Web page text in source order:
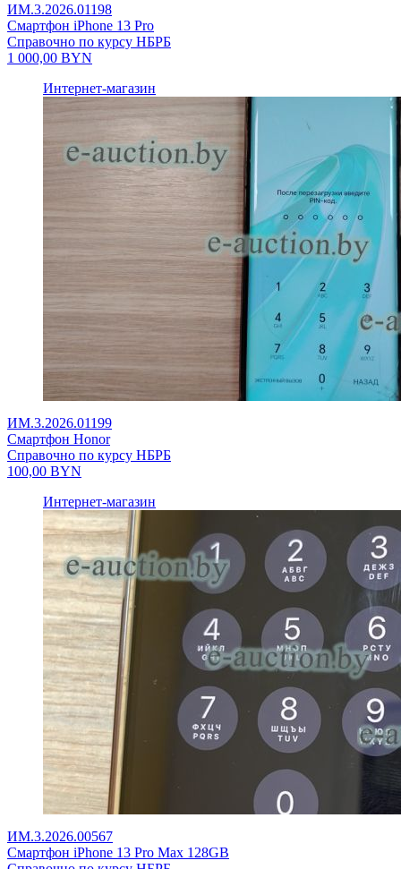
ИМ.3.2026.01198
Смартфон iPhone 13 Pro
Справочно по курсу НБРБ
1 000,00 BYN
Интернет-магазин
ИМ.3.2026.01199
Смартфон Honor
Справочно по курсу НБРБ
100,00 BYN
Интернет-магазин
ИМ.3.2026.00567
Смартфон iPhone 13 Pro Max 128GB